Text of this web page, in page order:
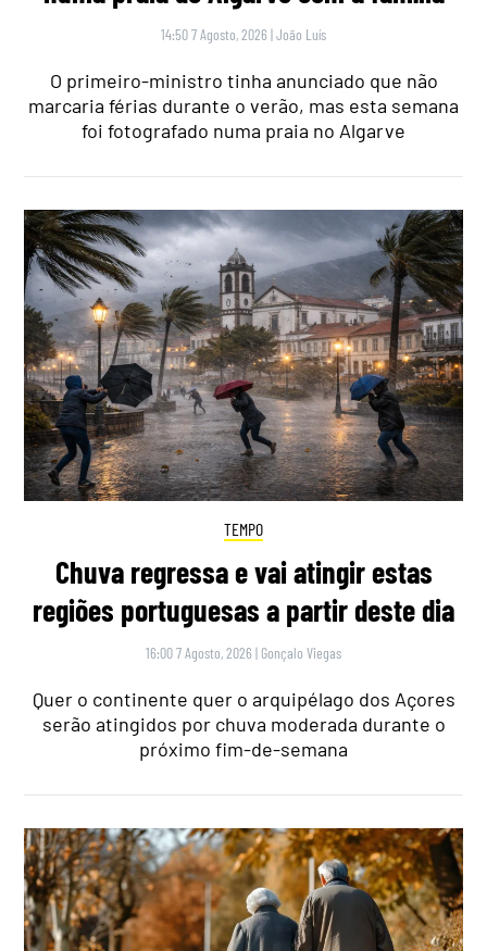
14:50 7 Agosto, 2026 |João Luís
O primeiro-ministro tinha anunciado que não
marcaria férias durante o verão, mas esta semana
foi fotografado numa praia no Algarve
TEMPO
Chuva regressa e vai atingir estas
regiões portuguesas a partir deste dia
16:00 7 Agosto, 2026 | Gonçalo Viegas
Quer o continente quer o arquipélago dos Açores
serão atingidos por chuva moderada durante o
próximo fim-de-semana